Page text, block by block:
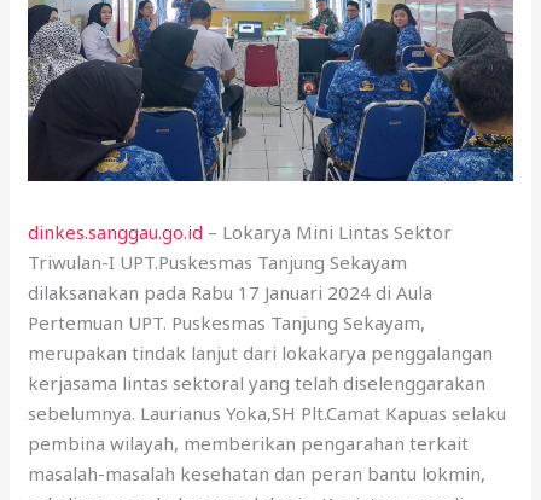
dinkes.sanggau.go.id – Lokarya Mini Lintas Sektor
Triwulan-I UPT.Puskesmas Tanjung Sekayam
dilaksanakan pada Rabu 17 Januari 2024 di Aula
Pertemuan UPT. Puskesmas Tanjung Sekayam,
merupakan tindak lanjut dari lokakarya penggalangan
kerjasama lintas sektoral yang telah diselenggarakan
sebelumnya. Laurianus Yoka,SH Plt.Camat Kapuas selaku
pembina wilayah, memberikan pengarahan terkait
masalah-masalah kesehatan dan peran bantu lokmin,